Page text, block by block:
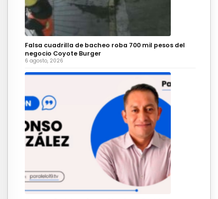
Falsa cuadrilla de bacheo roba 700 mil pesos del
negocio Coyote Burger
6 agosto, 2026